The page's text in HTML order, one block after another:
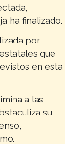
ha finalizado.
por
que
en esta
a las
su